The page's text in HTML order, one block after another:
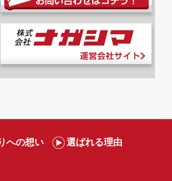
への想い 選ばれる理由